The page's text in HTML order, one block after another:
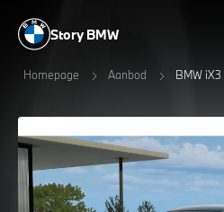
Story BMW
Homepage Aanbod BMW iX3